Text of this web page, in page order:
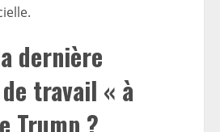
dernière
travail « à
Trump ?